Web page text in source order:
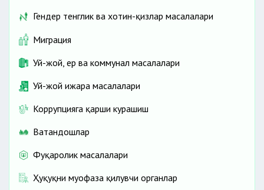
Гендер тенглик ва хотин-қизлар масалалари
Миграция
Уй-жой, ер ва коммунал масалалари
Уй-жой ижара масалалари
Коррупцияга қарши курашиш
Ватандошлар
Фуқаролик масалалари
Ҳуқуқни муҳофаза қилувчи органлар